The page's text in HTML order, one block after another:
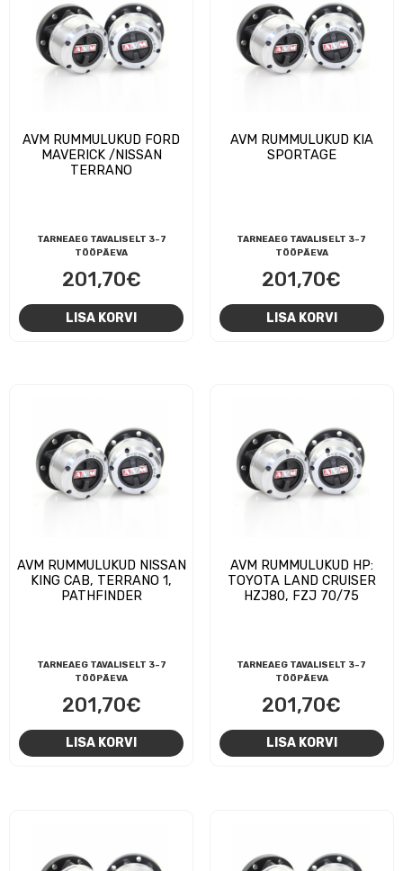
AVM RUMMULUKUD FORD
MAVERICK /NISSAN
TERRANO
TARNEAEG TAVALISELT 3-7
TÖÖPÄEVA
201,70€
LISA KORVI
AVM RUMMULUKUD KIA
SPORTAGE
TARNEAEG TAVALISELT 3-7
TÖÖPÄEVA
201,70€
LISA KORVI
AVM RUMMULUKUD NISSAN
KING CAB, TERRANO 1,
PATHFINDER
TARNEAEG TAVALISELT 3-7
TÖÖPÄEVA
201,70€
LISA KORVI
AVM RUMMULUKUD HP:
TOYOTA LAND CRUISER
HZJ80, FZJ 70/75
TARNEAEG TAVALISELT 3-7
TÖÖPÄEVA
201,70€
LISA KORVI